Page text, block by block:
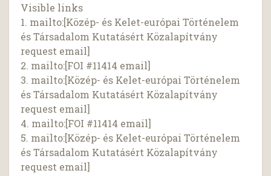
Visible links
1. mailto:[Közép- és Kelet-európai Történelem
és Társadalom Kutatásért Közalapítvány
request email]
2. mailto:[FOI #11414 email]
3. mailto:[Közép- és Kelet-európai Történelem
és Társadalom Kutatásért Közalapítvány
request email]
4. mailto:[FOI #11414 email]
5. mailto:[Közép- és Kelet-európai Történelem
és Társadalom Kutatásért Közalapítvány
request email]